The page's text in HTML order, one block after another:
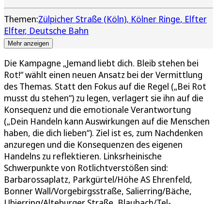
Themen:Zülpicher Straße (Köln) Kölner Ringe Elfter
Elfter Deutsche Bahn
Mehr anzeigen
Die Kampagne „Jemand liebt dich. Bleib stehen bei
Rot!“ wählt einen neuen Ansatz bei der Vermittlung
des Themas. Statt den Fokus auf die Regel („Bei Rot
musst du stehen“) zu legen, verlagert sie ihn auf die
Konsequenz und die emotionale Verantwortung
(„Dein Handeln kann Auswirkungen auf die Menschen
haben, die dich lieben“). Ziel ist es, zum Nachdenken
anzuregen und die Konsequenzen des eigenen
Handelns zu reflektieren. Linksrheinische
Schwerpunkte von Rotlichtverstößen sind:
Barbarossaplatz, Parkgürtel/Höhe AS Ehrenfeld,
Bonner Wall/Vorgebirgsstraße, Salierring/Bäche,